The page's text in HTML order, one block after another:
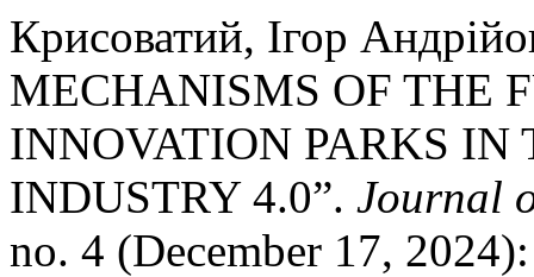
Крисоватий, Ігор
MECHANISMS OF THE
INNOVATION PARKS IN
INDUSTRY 4.0”. Journal
no. 4 (December 17,